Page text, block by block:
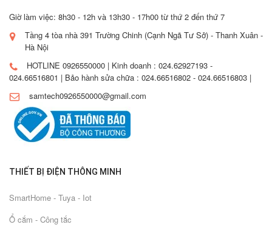
Giờ làm việc: 8h30 - 12h và 13h30 - 17h00 từ thứ 2 đến thứ 7
Tầng 4 tòa nhà 391 Trường Chinh (Cạnh Ngã Tư Sở) - Thanh Xuân -
Hà Nội
HOTLINE 0926550000 | Kinh doanh : 024.62927193 -
024.66516801 | Bảo hành sửa chữa : 024.66516802 - 024.66516803 |
samtech0926550000@gmail.com
THIẾT BỊ ĐIỆN THÔNG MINH
SmartHome - Tuya - Iot
Ổ cắm - Công tắc